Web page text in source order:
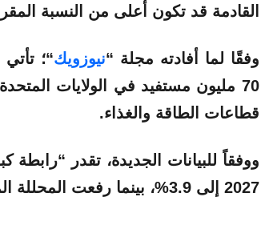
القادمة قد تكون أعلى من النسبة المقررة
وفقًا لما أفادته مجلة “نيوزويك“؛
70 مليون مستفيد في الولايات
قطاعات الطاقة والغذاء.
2027 إلى 3.9%، بينما رفعت المحللة المستقلة ماري جونسون توقعاتها إلى 4.2%.